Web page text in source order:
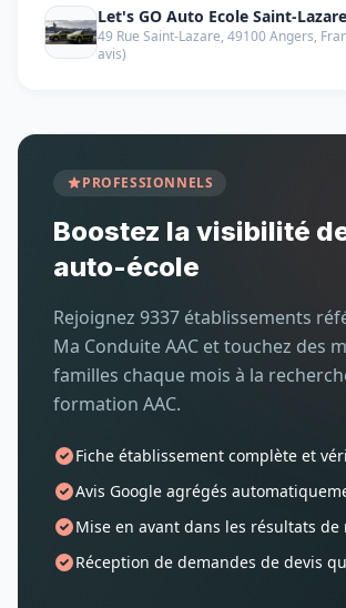
Let's GO Auto Ecole Saint-
49 Rue Saint-Lazare, 49100 Angers,
avis)
PROFESSIONNELS
Boostez la visibilité
auto-école
Rejoignez 9337 établissements
Ma Conduite AAC et touchez des
familles chaque mois à la
formation AAC.
Fiche établissement complète et
Avis Google agrégés
Mise en avant dans les résultats de
Réception de demandes de devis